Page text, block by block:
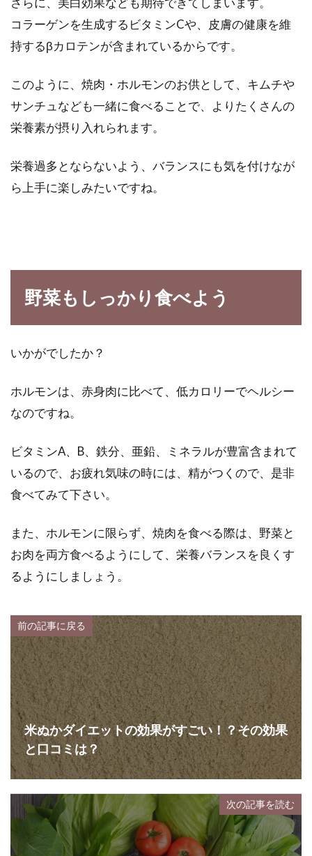
コラーゲンを生成するビタミンCや、皮膚の健康を維
持するβカロテンが含まれているからです。
このように、焼肉・ホルモンのお供として、キムチや
サンチュなども一緒に食べることで、よりたくさんの
栄養素が摂り入れられます。
栄養過多とならないよう、バランスにも気を付けなが
ら上手に楽しみたいですね。
野菜もしっかり食べよう
いかがでしたか？
ホルモンは、赤身肉に比べて、低カロリーでヘルシー
なのですね。
ビタミンA、B、鉄分、亜鉛、ミネラルが豊富含まれて
いるので、お疲れ気味の時には、精がつくので、是非
食べてみて下さい。
また、ホルモンに限らず、焼肉を食べる際は、野菜と
お肉を両方食べるようにして、栄養バランスを良くす
るようにしましょう。
前の記事に戻る
米ぬかダイエットの効果がすごい！？その効果
と口コミは？
次の記事を読む